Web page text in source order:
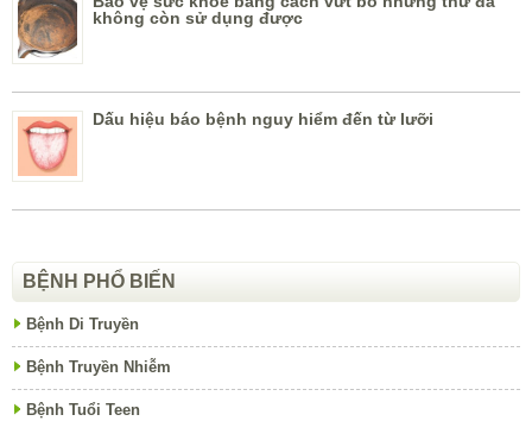
không còn sử dụng được
Dấu hiệu báo bệnh nguy hiểm đến từ lưỡi
BỆNH PHỔ BIẾN
Bệnh Di Truyền
Bệnh Truyền Nhiễm
Bệnh Tuổi Teen